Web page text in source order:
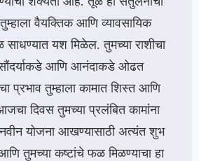
वैयक्तिक आणि व्यावसायिक
साधण्यात यश मिळेल. तुमच्या राशीचा
सौंदर्याकडे आणि आनंदाकडे ओढत
प्रभाव तुम्हाला कामात शिस्त आणि
दिवस तुमच्या प्रलंबित कामांना
योजना आखण्यासाठी अत्यंत शुभ
तुमच्या कष्टांचे फळ मिळण्याचा हा